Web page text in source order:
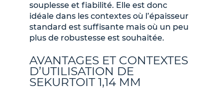
souplesse et fiabilité. Elle est donc
idéale dans les contextes où l’épaisseur
standard est suffisante mais où un peu
plus de robustesse est souhaitée.
AVANTAGES ET CONTEXTES
D’UTILISATION DE
SEKURTOIT 1,14 MM